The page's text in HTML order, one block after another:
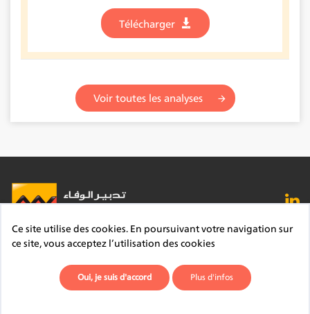
Télécharger
Voir toutes les analyses
FAQ Lexique Contact
Mentions légales
Site du Groupe
Plan du site Déontologie
Ce site utilise des cookies. En poursuivant votre navigation sur
ce site, vous acceptez l’utilisation des cookies
Oui, je suis d'accord Plus d'infos